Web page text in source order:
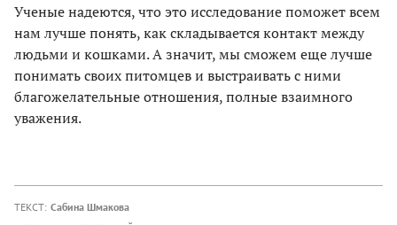
Ученые надеются, что это исследование поможет всем
нам лучше понять, как складывается контакт между
людьми и кошками. А значит, мы сможем еще лучше
понимать своих питомцев и выстраивать с ними
благожелательные отношения, полные взаимного
уважения.
ТЕКСТ: Сабина Шмакова